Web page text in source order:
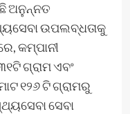
ଅନୁନ୍ନତ
ଉପଲବ୍ଧତାକୁ
କମ୍ପାନୀ
ଗ୍ରାମ ଏବଂ
୧୨୬ ଟି ଗ୍ରାମରୁ
ସେବା